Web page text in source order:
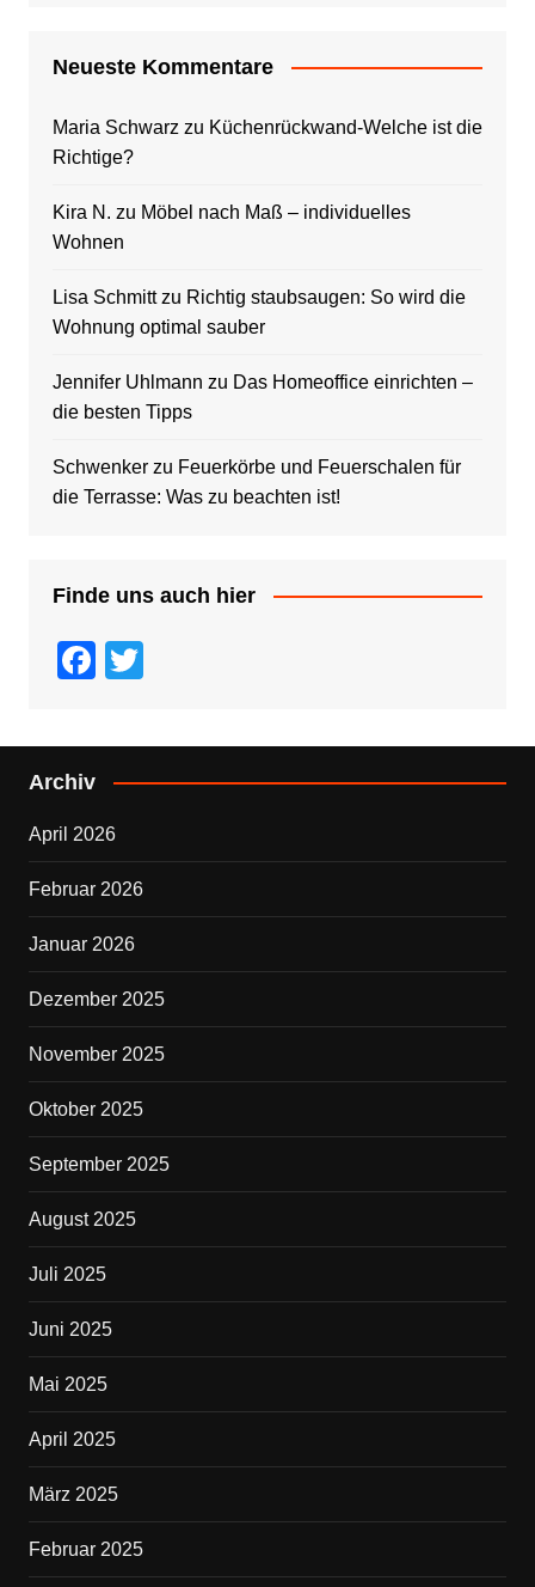
Neueste Kommentare
Maria Schwarz zu Küchenrückwand-Welche ist die
Richtige?
Kira N. zu Möbel nach Maß – individuelles
Wohnen
Lisa Schmittzu Richtig staubsaugen: So wird die
Wohnung optimal sauber
Jennifer Uhlmann zu Das Homeoffice einrichten –
die besten Tipps
Schwenkerzu Feuerkörbe und Feuerschalen für
die Terrasse: Was zu beachten ist!
Finde uns auch hier
F
c
e
o
o
k
tt
er
Archiv
April 2026
Februar 2026
Januar 2026
Dezember 2025
November 2025
Oktober 2025
September 2025
August 2025
Juli 2025
Juni 2025
Mai 2025
April 2025
März 2025
Februar 2025